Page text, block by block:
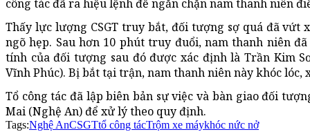
công tác đã ra hiệu lệnh để ngăn chặn nam thanh niên
Thấy lực lượng CSGT truy bắt, đối tượng sợ quá đã vứt
ngõ hẹp. Sau hơn 10 phút truy đuổi, nam thanh niên
tính của đối tượng sau đó được xác định là Trần Kim
Vĩnh Phúc). Bị bắt tại trận, nam thanh niên này khóc lóc,
Tổ công tác đã lập biên bản sự việc và bàn giao đối
Mai (Nghệ An) để xử lý theo quy định.
Tags:Nghệ AnCSGTtổ công tácTrộm xe máykhóc nức nở